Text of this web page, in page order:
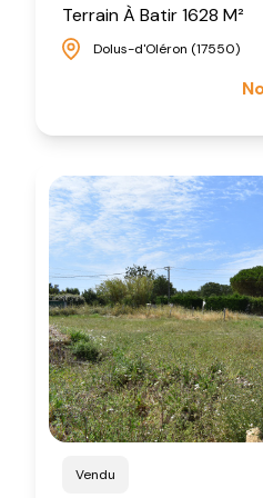
Terrain À Batir 1628 M²
Dolus-d'Oléron (17550)
Vendu